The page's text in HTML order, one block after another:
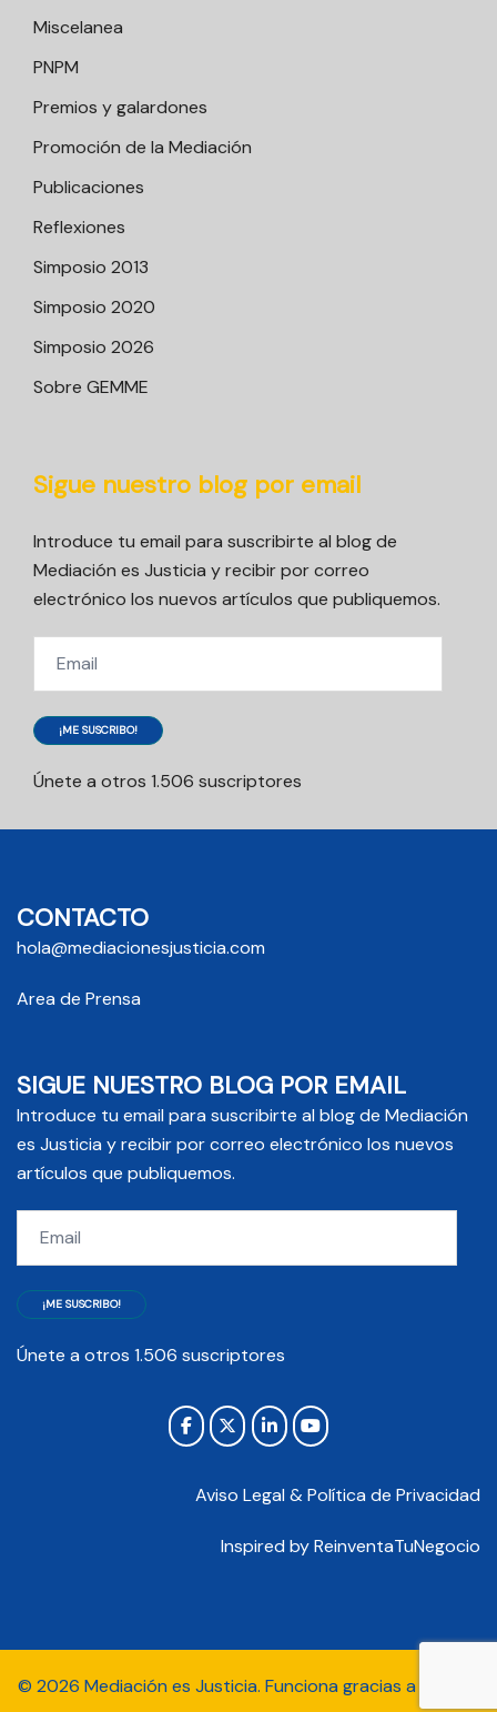
Miscelanea
PNPM
Premios y galardones
Promoción de la Mediación
Publicaciones
Reflexiones
Simposio 2013
Simposio 2020
Simposio 2026
Sobre GEMME
Sigue nuestro blog por email
Introduce tu email para suscribirte al blog de
Mediación es Justicia y recibir por correo
electrónico los nuevos artículos que publiquemos.
¡ME SUSCRIBO!
Únete a otros 1.506 suscriptores
CONTACTO
hola@mediacionesjusticia.com
Area de Prensa
SIGUE NUESTRO BLOG POR EMAIL
Introduce tu email para suscribirte al blog de Mediación
es Justicia y recibir por correo electrónico los nuevos
artículos que publiquemos.
¡ME SUSCRIBO!
Únete a otros 1.506 suscriptores
Aviso Legal & Política de Privacidad
Inspired byReinventaTuNegocio
© 2026 Mediación es Justicia. Funciona gracias a